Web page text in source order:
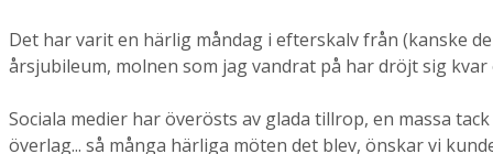
Det har varit en härlig måndag i efterskalv från (kanske
årsjubileum, molnen som jag vandrat på har dröjt sig
Sociala medier har överösts av glada tillrop, en massa
överlag... så många härliga möten det blev, önskar vi